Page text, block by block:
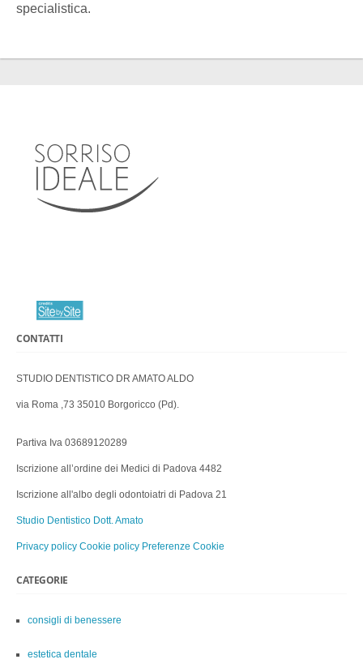
specialistica.
CONTATTI
STUDIO DENTISTICO DR AMATO ALDO
via Roma ,73 35010 Borgoricco (Pd).
Partiva Iva 03689120289
Iscrizione all’ordine dei Medici di Padova 4482
Iscrizione all'albo degli odontoiatri di Padova 21
Studio Dentistico Dott. Amato
Privacy policy Cookie policy Preferenze Cookie
CATEGORIE
consigli di benessere
estetica dentale